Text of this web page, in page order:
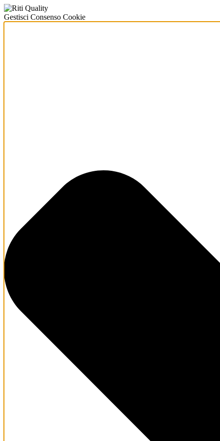
Gestisci Consenso Cookie